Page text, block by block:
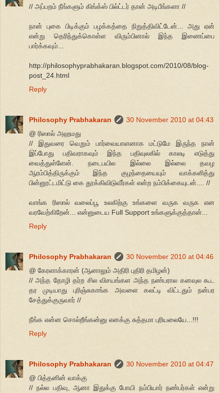
// அப்பறம் நீங்களும் கிங்க்ஸ் பில்ட்டர் தான் அடிபீங்களா //
நான் புகை பிடிக்கும் பழக்கத்தை நிறுத்திவிட்டேன்... அது ஏன்
என்று தெரிந்துக்கொள்ள விரும்பினால் இந்த இணைப்பை
பார்க்கவும்...
http://philosophyprabhakaran.blogspot.com/2010/08/blog-
post_24.html
Reply
Philosophy Prabhakaran
30 November 2010 at 04:43
@ ரிஸால் அஹமது
// இதுவரை வெறும் பார்வையாளனாக மட்டுமே இருந்த நான்
இப்போது பதிவராகவும் இந்த பதிவுலகில் காலடி எடுத்து
வைத்துள்ளேன். நடைபயில இல்லை இல்லை தவழ
ஆரம்பித்திருக்கும் இந்த குழந்தையையும் வாக்களித்து
பின்னூட்டமிட்டு கை தூக்கிவிடுவீர்கள் என்ற நம்பிக்கையுடன்.... //
வாங்க ரிஸால் வலைப்பூ உலகிற்கு உங்களை வருக வருக என
வரவேற்கிறேன்... என்னுடைய Full Support உங்களுக்குத்தான்...
Reply
Philosophy Prabhakaran
30 November 2010 at 04:46
@ கேரளாக்காரன் (ஆனாலும் அதிரி புதிரி தமிழன்)
// அந்த தோழி தர்ற சில விசயங்கள அந்த நண்பரால கனவுல கூட
தர முடியாது புரிஞ்சுகாங்க அவளை கலட்டி விட்டதும் நன்பர
சேத்துக்குருவார் //
நீங்க என்ன சொல்றீங்கன்னு எனக்கு சுத்தமா புரியலையே...!!!
Reply
Philosophy Prabhakaran
30 November 2010 at 04:47
@ பித்தனின் வாக்கு
// நல்ல பதிவு, ஆனா இதுக்கு போயி நம்பியார் நண்பர்கள் என்று